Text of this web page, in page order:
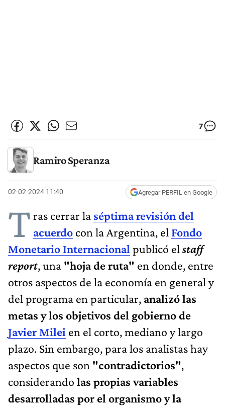
7
Ramiro Speranza
02-02-2024 11:40 Agregar PERFIL en Google
Tras cerrar la séptima revisión del
acuerdo con la Argentina, el Fondo
Monetario Internacional publicó el staff
report, una "hoja de ruta" en donde, entre
otros aspectos de la economía en general y
del programa en particular, analizó las
metas y los objetivos del gobierno de
Javier Milei en el corto, mediano y largo
plazo. Sin embargo, para los analistas hay
aspectos que son "contradictorios",
considerando las propias variables
desarrolladas por el organismo y la